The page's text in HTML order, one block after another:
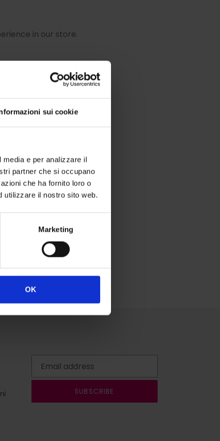
sui cookie
e per analizzare il
partner che si occupano
che ha fornito loro o
utilizzare il nostro sito web.
Marketing
OK
in our store.
that we store for you.
in mind thatthis process
SUBSCRIBE